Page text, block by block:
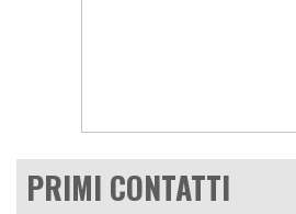
PRIMI CONTATTI